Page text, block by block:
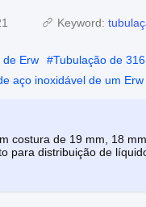
Keyword:
de Erw #Tubulação de
aço inoxidável de um Erw
costura de 19 mm, 18
para distribuição de